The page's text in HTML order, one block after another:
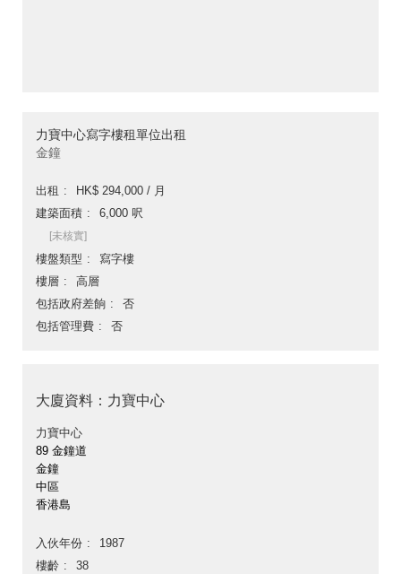
力寶中心寫字樓租單位出租
金鐘
出租
HK$ 294,000 / 月
建築面積
6,000 呎
[未核實]
樓盤類型
寫字樓
樓層
高層
包括政府差餉
否
包括管理費
否
大廈資料：力寶中心
力寶中心
89 金鐘道
金鐘
中區
香港島
入伙年份
1987
樓齡
38